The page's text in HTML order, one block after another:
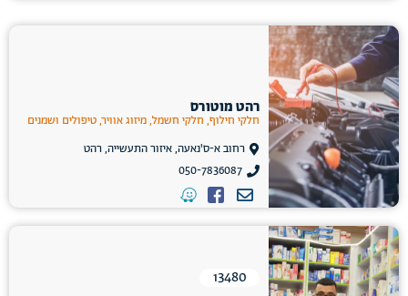
רהט מוטורס
חלקי חילוף, חלקי חשמל, מיזוג אוויר, טיפולים ושמנים
רחוב א-ס'נאעה, איזור התעשייה, רהט
050-7836087
13480